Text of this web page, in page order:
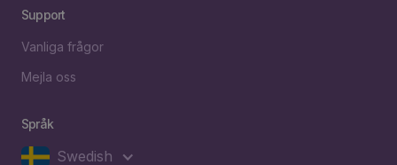
Support
Vanliga frågor
Mejla oss
Språk
Swedish